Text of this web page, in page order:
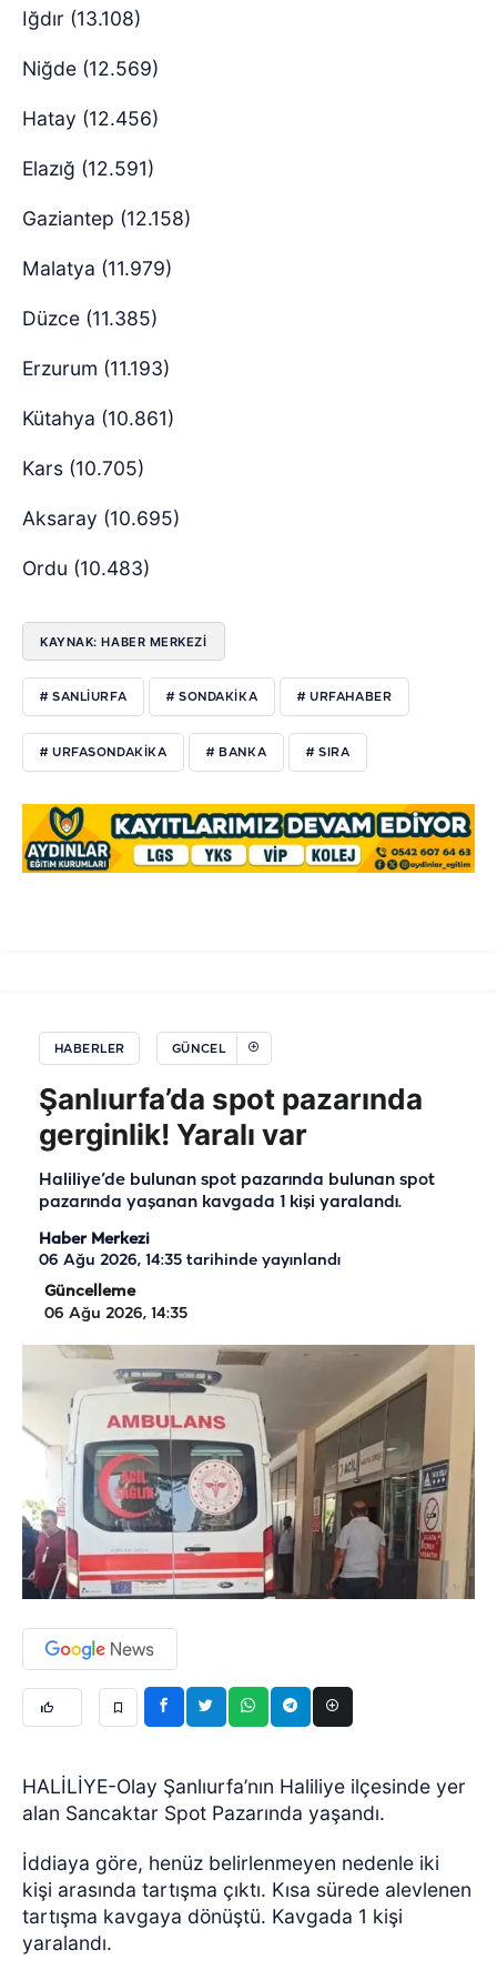
Iğdır (13.108)
Niğde (12.569)
Hatay (12.456)
Elazığ (12.591)
Gaziantep (12.158)
Malatya (11.979)
Düzce (11.385)
Erzurum (11.193)
Kütahya (10.861)
Kars (10.705)
Aksaray (10.695)
Ordu (10.483)
KAYNAK: HABER MERKEZİ
# SANLIURFA # SONDAKIKA # URFAHABER
# URFASONDAKIKA # BANKA # SIRA
HABERLER GÜNCEL
Şanlıurfa’da spot pazarında
gerginlik! Yaralı var
Haliliye’de bulunan spot pazarında bulunan spot
pazarında yaşanan kavgada 1 kişi yaralandı.
Haber Merkezi
06 Ağu 2026, 14:35 tarihinde yayınlandı
Güncelleme
06 Ağu 2026, 14:35
HALİLİYE-Olay Şanlıurfa’nın Haliliye ilçesinde yer
alan Sancaktar Spot Pazarında yaşandı.
İddiaya göre, henüz belirlenmeyen nedenle iki
kişi arasında tartışma çıktı. Kısa sürede alevlenen
tartışma kavgaya dönüştü. Kavgada 1 kişi
yaralandı.